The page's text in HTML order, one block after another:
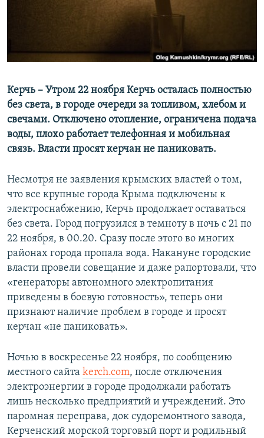
ELIFBE
Все сайты RFE/RL
Керчь – Утром 22 ноября Керчь осталась полностью
без света, в городе очереди за топливом, хлебом и
свечами. Отключено отопление, ограничена подача
воды, плохо работает телефонная и мобильная
связь. Власти просят керчан не паниковать.
Несмотря не заявления крымских властей о том,
что все крупные города Крыма подключены к
электроснабжению, Керчь продолжает оставаться
без света. Город погрузился в темноту в ночь с 21 по
22 ноября, в 00.20. Сразу после этого во многих
районах города пропала вода. Накануне городские
власти провели совещание и даже рапортовали, что
«генераторы автономного электропитания
приведены в боевую готовность», теперь они
признают наличие проблем в городе и просят
керчан «не паниковать».
Ночью в воскресенье 22 ноября, по сообщению
местного сайта kerch.com, после отключения
электроэнергии в городе продолжали работать
лишь несколько предприятий и учреждений. Это
паромная переправа, док судоремонтного завода,
Керченский морской торговый порт и родильный